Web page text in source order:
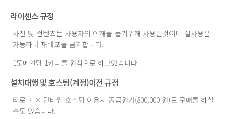
라이센스 규정
사진 및 컨텐츠는 사용자의 이해를 돕기위해 사용된것이며 실사용은
가능하나 재배포를 금지합니다.
1도메인당 1카피를 원칙으로 하고있습니다.
설치대행 및 호스팅(계정)이전 규정
티로그 × 단비웹 호스팅 이용시 공급원가(800,000 원)로 구매를 하실
수도 있습니다.